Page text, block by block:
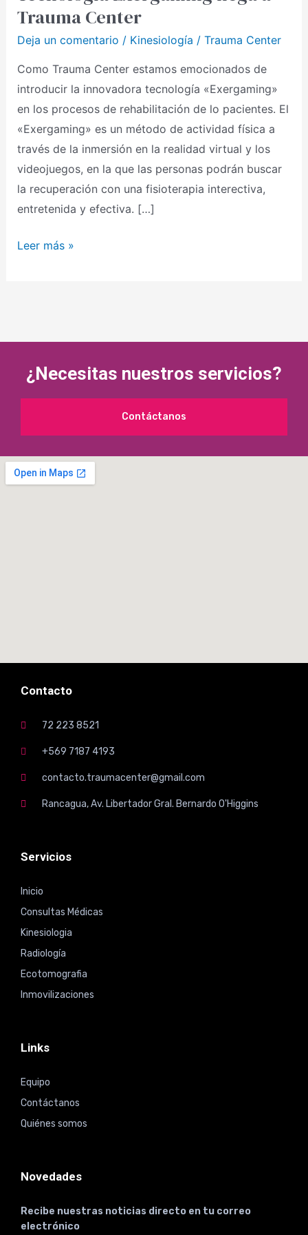
Trauma Center
Deja un comentario / Kinesiología / Trauma Center
Como Trauma Center estamos emocionados de
introducir la innovadora tecnología «Exergaming»
en los procesos de rehabilitación de lo pacientes. El
«Exergaming» es un método de actividad física a
través de la inmersión en la realidad virtual y los
videojuegos, en la que las personas podrán buscar
la recuperación con una fisioterapia interectiva,
entretenida y efectiva. […]
a
Trauma
Leer más »
¿Necesitas nuestros servicios?
Contáctanos
Contacto
72 223 8521
+569 7187 4193
contacto.traumacenter@gmail.com
Rancagua, Av. Libertador Gral. Bernardo O'Higgins
Servicios
Inicio
Consultas Médicas
Kinesiologia
Radiología
Ecotomografia
Inmovilizaciones
Links
Equipo
Contáctanos
Quiénes somos
Novedades
Recibe nuestras noticias directo en tu correo
electrónico